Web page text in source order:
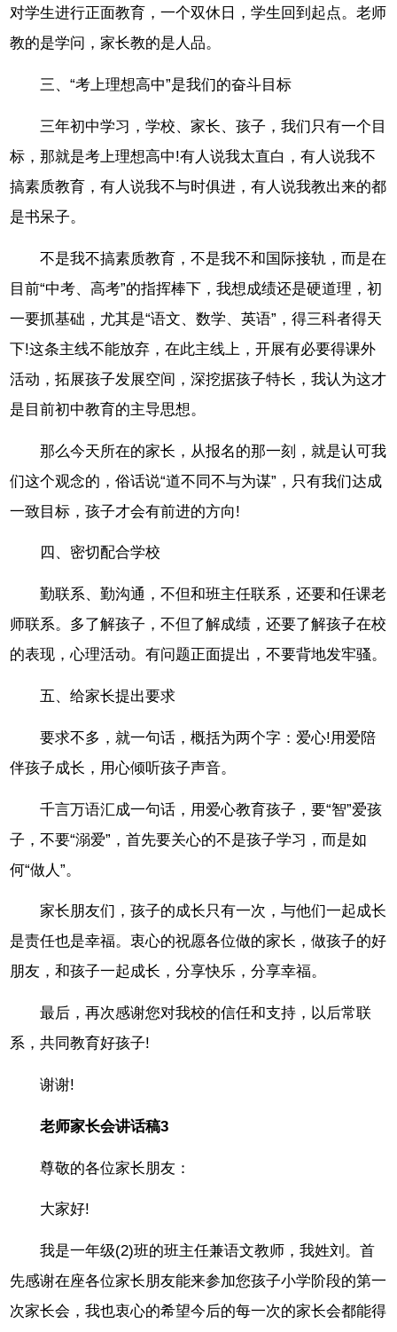
对学生进行正面教育，一个双休日，学生回到起点。老师
教的是学问，家长教的是人品。
三、“考上理想高中”是我们的奋斗目标
三年初中学习，学校、家长、孩子，我们只有一个目
标，那就是考上理想高中!有人说我太直白，有人说我不
搞素质教育，有人说我不与时俱进，有人说我教出来的都
是书呆子。
不是我不搞素质教育，不是我不和国际接轨，而是在
目前“中考、高考”的指挥棒下，我想成绩还是硬道理，初
一要抓基础，尤其是“语文、数学、英语”，得三科者得天
下!这条主线不能放弃，在此主线上，开展有必要得课外
活动，拓展孩子发展空间，深挖据孩子特长，我认为这才
是目前初中教育的主导思想。
那么今天所在的家长，从报名的那一刻，就是认可我
们这个观念的，俗话说“道不同不与为谋”，只有我们达成
一致目标，孩子才会有前进的方向!
四、密切配合学校
勤联系、勤沟通，不但和班主任联系，还要和任课老
师联系。多了解孩子，不但了解成绩，还要了解孩子在校
的表现，心理活动。有问题正面提出，不要背地发牢骚。
五、给家长提出要求
要求不多，就一句话，概括为两个字：爱心!用爱陪
伴孩子成长，用心倾听孩子声音。
千言万语汇成一句话，用爱心教育孩子，要“智”爱孩
子，不要“溺爱”，首先要关心的不是孩子学习，而是如
何“做人”。
家长朋友们，孩子的成长只有一次，与他们一起成长
是责任也是幸福。衷心的祝愿各位做的家长，做孩子的好
朋友，和孩子一起成长，分享快乐，分享幸福。
最后，再次感谢您对我校的信任和支持，以后常联
系，共同教育好孩子!
谢谢!
老师家长会讲话稿3
尊敬的各位家长朋友：
大家好!
我是一年级(2)班的班主任兼语文教师，我姓刘。首
先感谢在座各位家长朋友能来参加您孩子小学阶段的第一
次家长会，我也衷心的希望今后的每一次的家长会都能得